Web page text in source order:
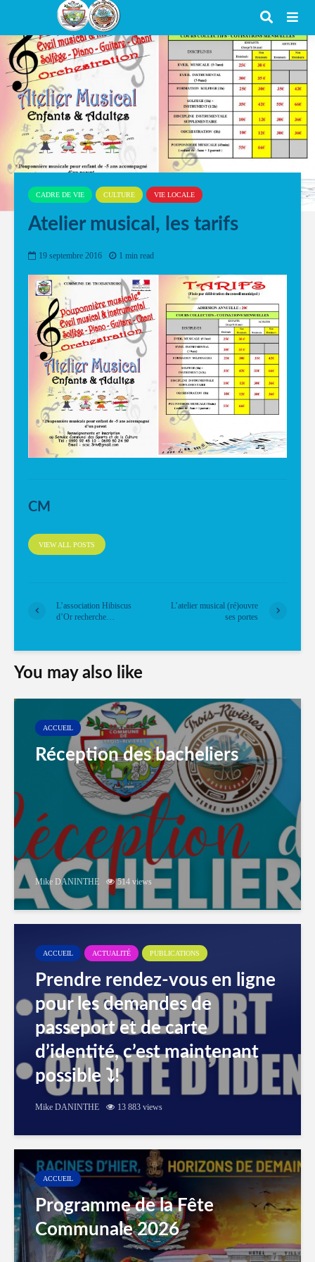
CADRE DE VIE CULTURE VIE LOCALE
Atelier musical, les tarifs
19 septembre 2016 1 min read
CM
VIEW ALL POSTS
L’association Hibiscus
d’Or recherche…
L’atelier musical (ré)ouvre
ses portes
You may also like
ACCUEIL
Réception des bacheliers
Mike DANINTHE 514 views
ACCUEIL ACTUALITÉ PUBLICATIONS
Prendre rendez-vous en ligne
pour les demandes de
passeport et de carte
d’identité, c’est maintenant
possible ⤵️!
Mike DANINTHE 13 883 views
ACCUEIL
Programme de la Fête
Communale 2026